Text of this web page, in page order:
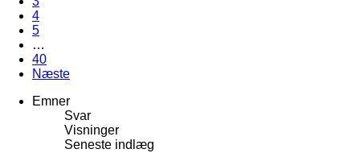
4
5
…
40
Næste
Emner
Svar
Visninger
Seneste indlæg